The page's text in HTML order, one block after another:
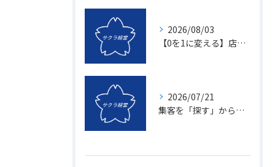
2026/08/03
【0を1に変える】店頭販売のマンネリを打破する「上司のたった一つの行動」とは？
2026/07/21
集客を「探す」から「創る」へ変える、年に一度の儀式とは？